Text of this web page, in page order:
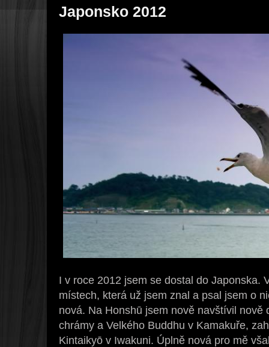
Japonsko 2012
I v roce 2012 jsem se dostal do Japonska.
místech, která už jsem znal a psal jsem o
nová. Na Honshū jsem nově navštívil nově
chrámy a Velkého Buddhu v Kamakuře,
Kintaikyō v Iwakuni. Úplně nová pro mě